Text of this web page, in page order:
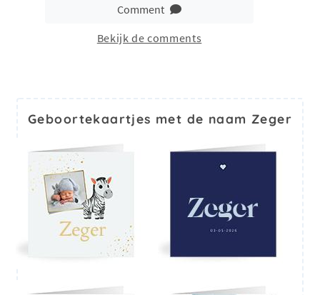
Comment
Bekijk de comments
Geboortekaartjes met de naam Zeger